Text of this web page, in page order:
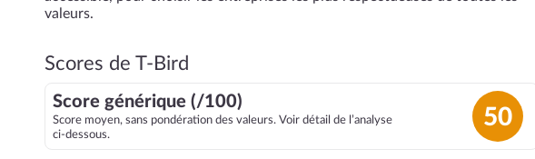
valeurs.
Scores de T-Bird
Score générique (/100)
Score moyen, sans pondération des valeurs. Voir détail de l’analyse
ci-dessous.
50